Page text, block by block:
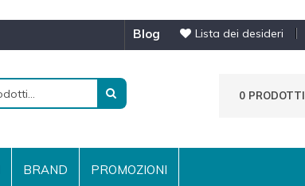
Lista dei desideri
blog
0 PRODOTTI
BRAND PROMOZIONI